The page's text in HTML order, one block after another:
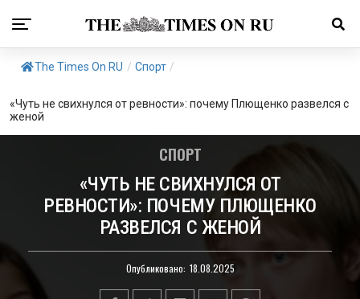
The Times On RU / Спорт /
«Чуть не свихнулся от ревности»: почему Плющенко развелся с
женой
СПОРТ
«ЧУТЬ НЕ СВИХНУЛСЯ ОТ
РЕВНОСТИ»: ПОЧЕМУ ПЛЮЩЕНКО
РАЗВЕЛСЯ С ЖЕНОЙ
Опубликовано: 18.08.2025